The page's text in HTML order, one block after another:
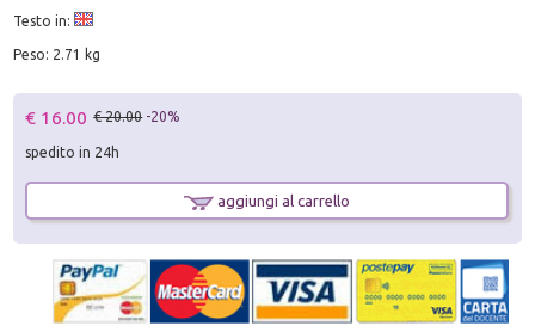
Testo in:
Peso: 2.71 kg
€ 16.00 € 20.00 -20%
spedito in 24h
aggiungi al carrello